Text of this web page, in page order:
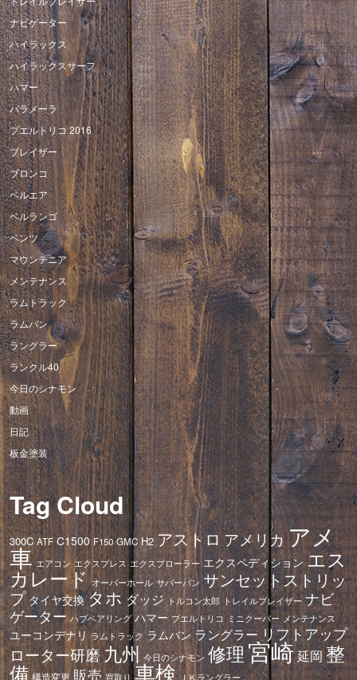
ナビゲーター
ハイラックス
ハイラックスサーフ
ハマー
パラメーラ
プエルトリコ 2016
ブレイザー
ブロンコ
ベルエア
ベルランゴ
ベンツ
マウンテニア
メンテナンス
ラムトラック
ラムバン
ラングラー
ランクル40
今日のシナモン
動画
日記
板金塗装
Tag Cloud
300C ATF C1500 F150 GMC H2 アストロ アメリカアメ
車 エアコン エクスプレス エクスプローラー エクスペディション エス
カレード オーバーホール サバーバン サンセットストリッ
プタイヤ交換タホ ダッジ トルコン太郎 トレイルブレイザー ナビ
ゲーター ハブベアリング ハマー プエルトリコ ミニクーパー メンテナンス
ユーコンデナリ ラムトラック ラムバン ラングラー リフトアップ
ローター研磨九州 今日のシナモン 修理宮崎延岡整
備 構造変更 販売 買取り 車検 ＪＫラングラー